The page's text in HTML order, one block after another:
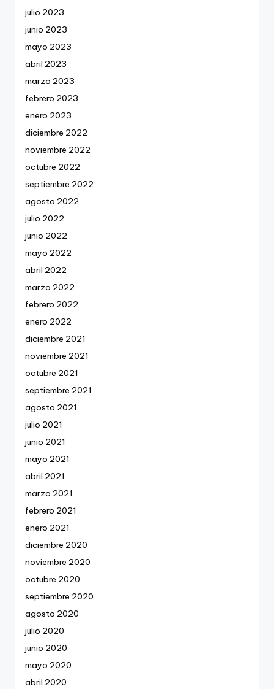
julio 2023
junio 2023
mayo 2023
abril 2023
marzo 2023
febrero 2023
enero 2023
diciembre 2022
noviembre 2022
octubre 2022
septiembre 2022
agosto 2022
julio 2022
junio 2022
mayo 2022
abril 2022
marzo 2022
febrero 2022
enero 2022
diciembre 2021
noviembre 2021
octubre 2021
septiembre 2021
agosto 2021
julio 2021
junio 2021
mayo 2021
abril 2021
marzo 2021
febrero 2021
enero 2021
diciembre 2020
noviembre 2020
octubre 2020
septiembre 2020
agosto 2020
julio 2020
junio 2020
mayo 2020
abril 2020